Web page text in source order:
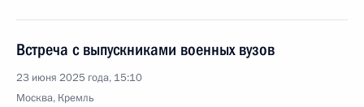
Встреча с выпускниками военных вузов
23 июня 2025 года, 15:10
Москва, Кремль